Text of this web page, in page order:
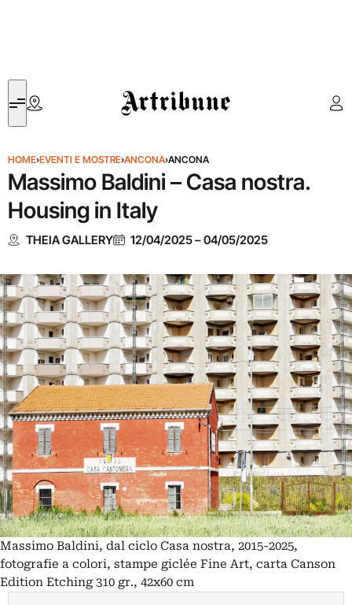
Artribune
HOME›EVENTI E MOSTRE›ANCONA›ANCONA
Massimo Baldini – Casa nostra.
Housing in Italy
THEIA GALLERY 12/04/2025–04/05/2025
Massimo Baldini, dal ciclo Casa nostra, 2015-2025,
fotografie a colori, stampe giclée Fine Art, carta Canson
Edition Etching 310 gr., 42x60 cm